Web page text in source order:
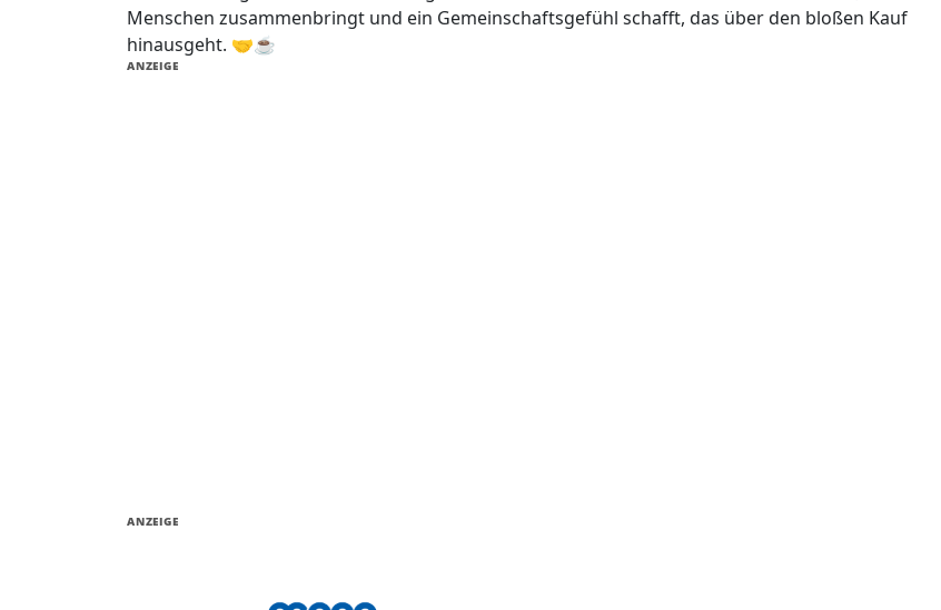
Menschen zusammenbringt und ein Gemeinschaftsgefühl schafft, das über den bloßen Kauf
hinausgeht. 🤝☕
ANZEIGE
ANZEIGE